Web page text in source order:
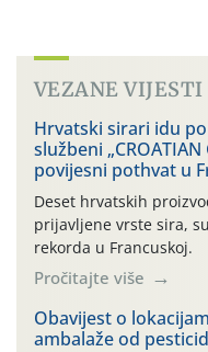
VEZANE VIJESTI
Hrvatski sirari idu
službeni „CROATIAN
povijesni pothvat u
Deset hrvatskih
prijavljene vrste sira,
rekorda u Francuskoj.
Pročitajte više
Obavijest o
ambalaže od